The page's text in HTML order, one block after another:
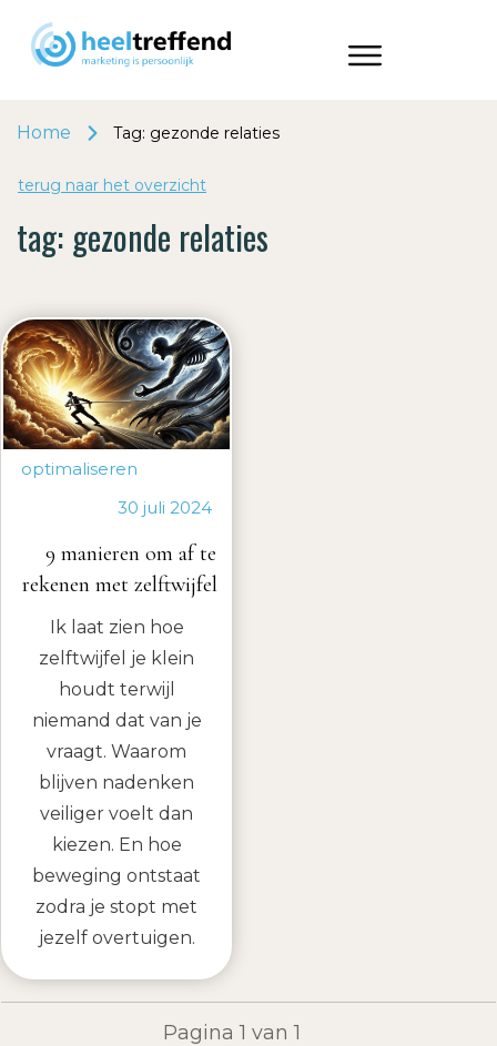
Home Tag: gezonde relaties
terug naar het overzicht
tag: gezonde relaties
optimaliseren
30 juli 2024
9 manieren om af te
rekenen met zelftwijfel
Ik laat zien hoe
zelftwijfel je klein
houdt terwijl
niemand dat van je
vraagt. Waarom
blijven nadenken
veiliger voelt dan
kiezen. En hoe
beweging ontstaat
zodra je stopt met
jezelf overtuigen.
Pagina1 van1